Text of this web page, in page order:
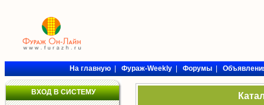
На главную|Фураж-Weekly|Форумы|
ВХОД В СИСТЕМУ